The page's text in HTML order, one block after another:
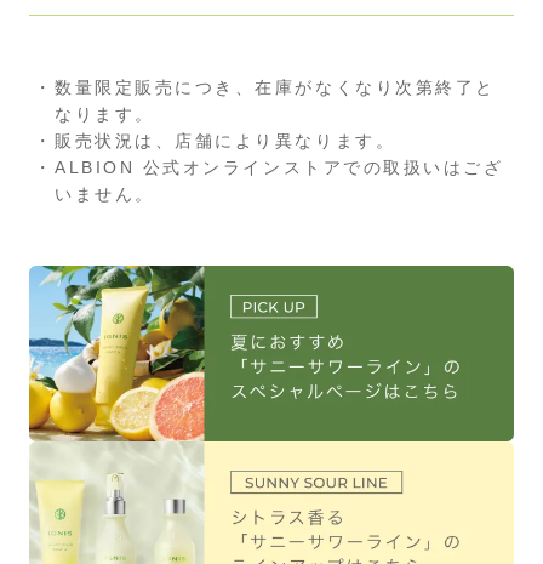
数量限定販売につき、在庫がなくなり次第終了と
なります。
販売状況は、店舗により異なります。
ALBION 公式オンラインストアでの取扱いはござ
いません。